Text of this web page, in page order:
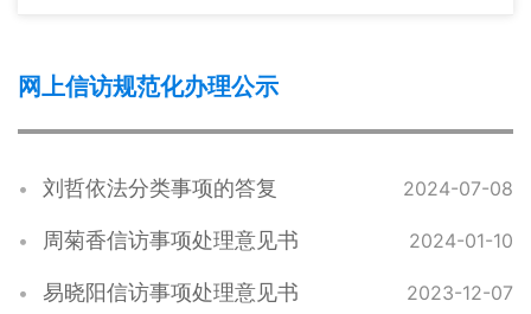
网上信访规范化办理公示
刘哲依法分类事项的答复 2024-07-08
周菊香信访事项处理意见书 2024-01-10
易晓阳信访事项处理意见书 2023-12-07